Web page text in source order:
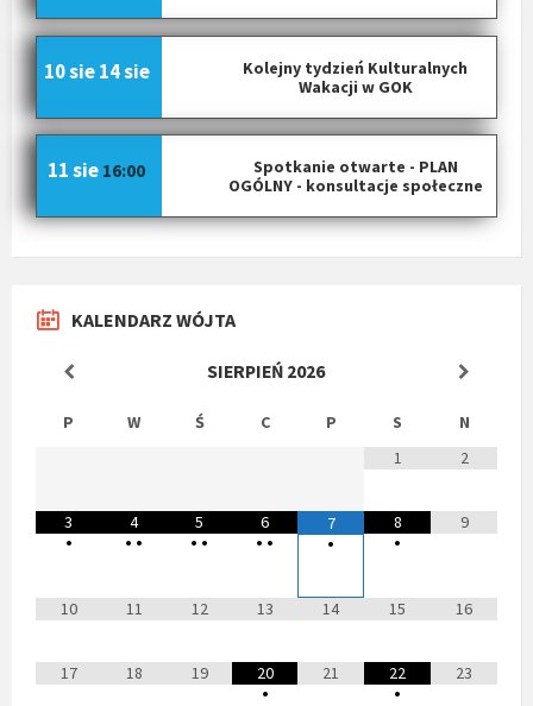
Kolejny tydzień Kulturalnych
Wakacji w GOK
10 sie 14 sie
Spotkanie otwarte - PLAN
OGÓLNY - konsultacje społeczne
11 sie 16:00
KALENDARZ WÓJTA
SIERPIEŃ 2026
P W Ś C P S
N
1
2
3
•
4
• •
5
• •
6
• •
7
•
8
•
9
10 11 12 13 14 15 16
17 18 19
20
•
21
22
•
23